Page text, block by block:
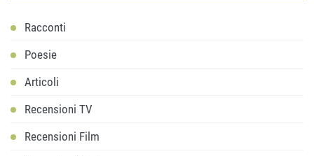
Racconti
Poesie
Articoli
Recensioni TV
Recensioni Film